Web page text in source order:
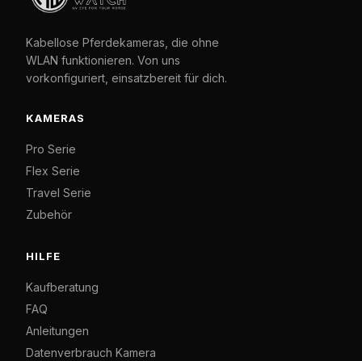
Kabellose Pferdekameras, die ohne
WLAN funktionieren. Von uns
vorkonfiguriert, einsatzbereit für dich.
KAMERAS
Pro Serie
Flex Serie
Travel Serie
Zubehör
HILFE
Kaufberatung
FAQ
Anleitungen
Datenverbrauch Kamera